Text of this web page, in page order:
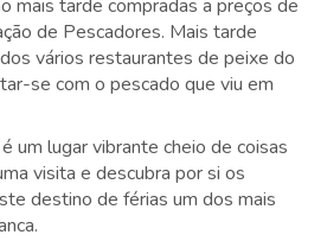
mais tarde compradas a preços de
de Pescadores. Mais tarde
vários restaurantes de peixe do
se com o pescado que viu em
um lugar vibrante cheio de coisas
visita e descubra por si os
destino de férias um dos mais